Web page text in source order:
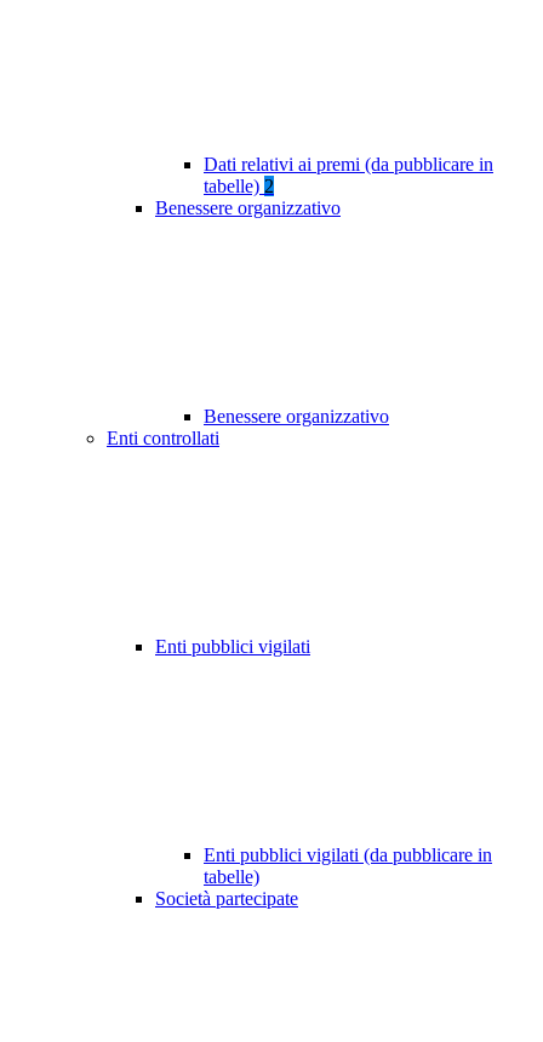
Dati relativi ai premi (da pubblicare in
tabelle) 2
Benessere organizzativo
Benessere organizzativo
Enti controllati
Enti pubblici vigilati
Enti pubblici vigilati (da pubblicare in
tabelle)
Società partecipate